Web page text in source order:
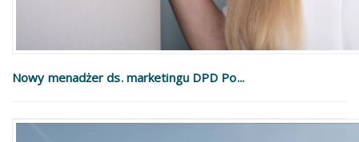
Nowy menadżer ds. marketingu DPD Po...